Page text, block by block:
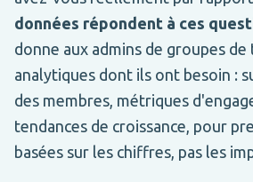
données répondent à ces
donne aux admins de groupes de
analytiques dont ils ont besoin :
des membres, métriques
tendances de croissance, pour
basées sur les chiffres, pas les